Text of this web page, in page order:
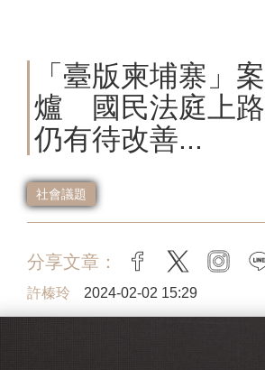
「臺版柬埔寨」
爐 國民法庭上
仍有待改善...
社會議題
分享文章： facebook
twitter
許榛玲 2024-02-02 15:29